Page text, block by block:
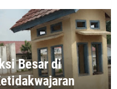
Besar di